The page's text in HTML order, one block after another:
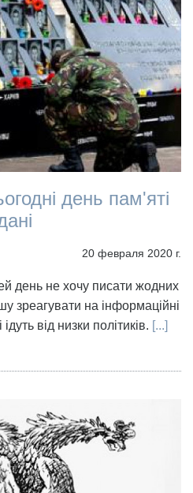
день пам'яті
20 февраля 2020 г.
день не хочу писати жодних
зреагувати на інформаційні
від низки політиків. [...]